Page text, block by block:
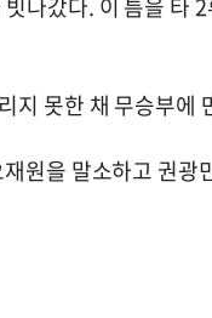
지 못한 채 무승부에
원을 말소하고 권광